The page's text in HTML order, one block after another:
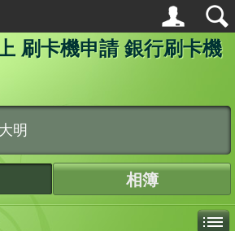
刷卡機申請 銀行刷卡機
明
相簿